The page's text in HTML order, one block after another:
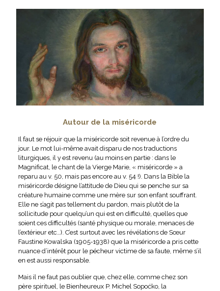
Autour de la miséricorde
Il faut se réjouir que la miséricorde soit revenue à l’ordre du
jour. Le mot lui-même avait disparu de nos traductions
liturgiques, il y est revenu (au moins en partie : dans le
Magnificat, le chant de la Vierge Marie, « miséricorde » a
reparu au v. 50, mais pas encore au v. 54 !). Dans la Bible la
miséricorde désigne l’attitude de Dieu qui se penche sur sa
créature humaine comme une mère sur son enfant souffrant.
Elle ne s’agit pas tellement du pardon, mais plutôt de la
sollicitude pour quelqu’un qui est en difficulté, quelles que
soient ces difficultés (santé physique ou morale, menaces de
l’extérieur etc…). C’est surtout avec les révélations de Sœur
Faustine Kowalska (1905-1938) que la miséricorde a pris cette
nuance d’intérêt pour le pécheur victime de sa faute, même s’il
en est aussi responsable.
Mais il ne faut pas oublier que, chez elle, comme chez son
père spirituel, le Bienheureux P. Michel Sopoćko, la